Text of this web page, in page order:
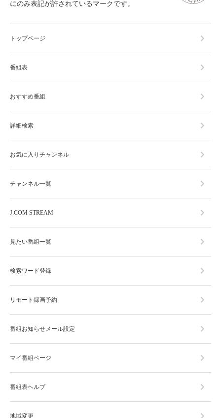
にのみ表記が許されているマークです。
トップページ
番組表
おすすめ番組
詳細検索
お気に入りチャンネル
チャンネル一覧
J:COM STREAM
見たい番組一覧
検索ワード登録
リモート録画予約
番組お知らせメール設定
マイ番組ページ
番組表ヘルプ
地域変更